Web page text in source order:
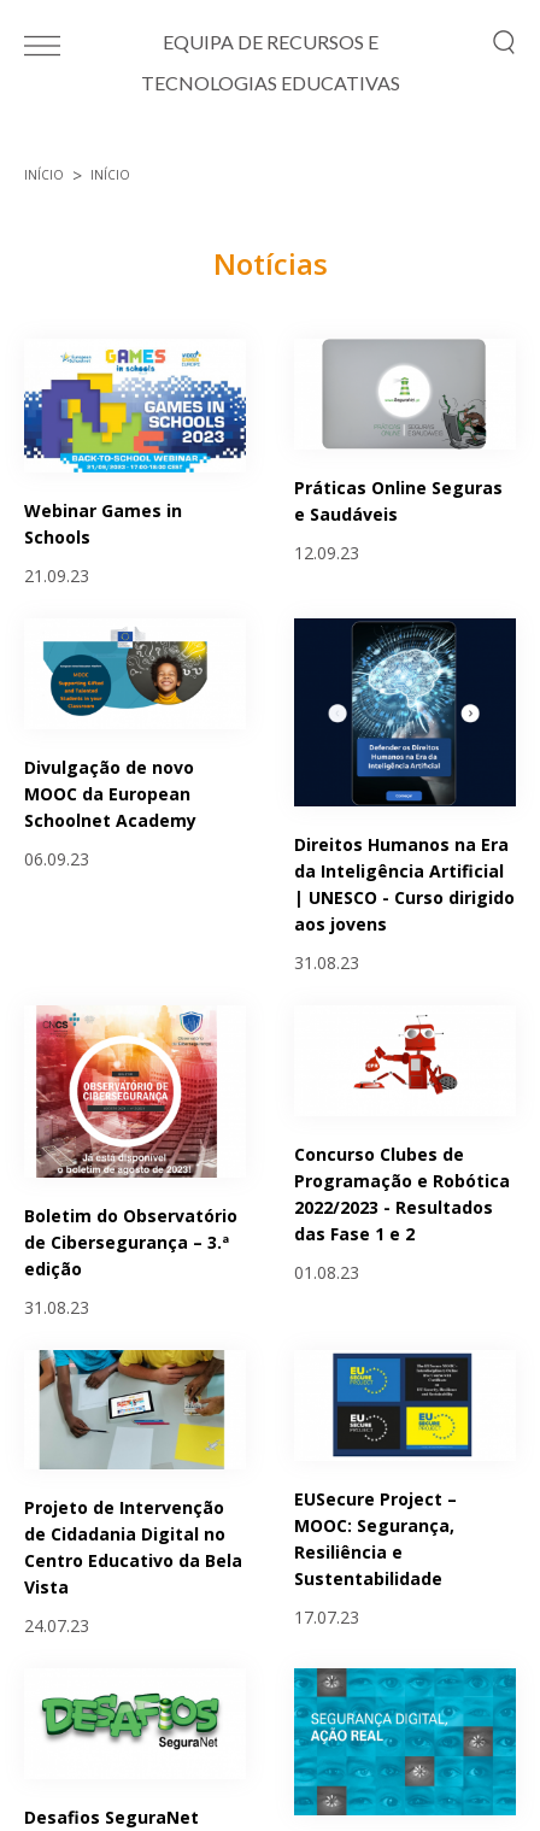
EQUIPA DE RECURSOS E
TECNOLOGIAS EDUCATIVAS
INÍCIO INÍCIO
Notícias
Webinar Games in
Schools
21.09.23
Práticas Online Seguras
e Saudáveis
12.09.23
Divulgação de novo
MOOC da European
Schoolnet Academy
06.09.23
Direitos Humanos na Era
da Inteligência Artificial
| UNESCO - Curso dirigido
aos jovens
31.08.23
Boletim do Observatório
de Cibersegurança – 3.ª
edição
31.08.23
Concurso Clubes de
Programação e Robótica
2022/2023 - Resultados
das Fase 1 e 2
01.08.23
Projeto de Intervenção
de Cidadania Digital no
Centro Educativo da Bela
Vista
24.07.23
EUSecure Project –
MOOC: Segurança,
Resiliência e
Sustentabilidade
17.07.23
Desafios SeguraNet
Páginas